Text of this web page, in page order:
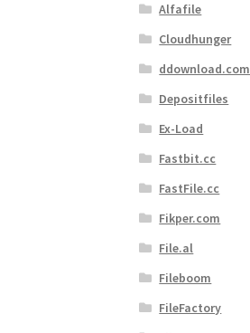
Alfafile
Cloudhunger
ddownload.com
Depositfiles
Ex-Load
Fastbit.cc
FastFile.cc
Fikper.com
File.al
Fileboom
FileFactory